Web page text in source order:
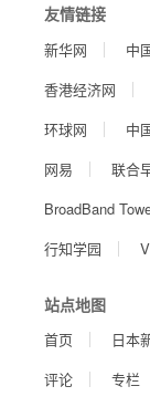
友情链接
新华网 中
香港经济网
环球网
中
网易
联合
BroadBand
行知学园
站点地图
首页 日本
评论
专栏